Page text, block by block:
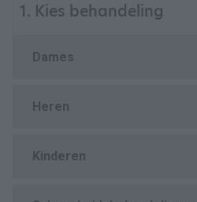
1. Kies behandeling
Dames
Heren
Kinderen